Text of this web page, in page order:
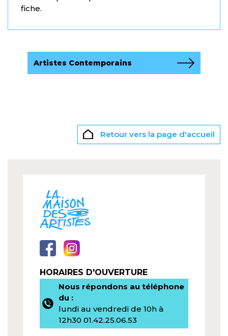
fiche.
Artistes Contemporains
Retour vers la page d'accueil
HORAIRES D'OUVERTURE
Nous répondons au téléphone
du :
lundi au vendredi de 10h à
12h30 01.42.25.06.53